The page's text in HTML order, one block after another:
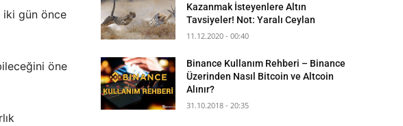
iki gün önce
öne
Kazanmak İsteyenlere Altın
Tavsiyeler! Not: Yaralı Ceylan
11.12.2020 - 00:40
Binance Kullanım Rehberi – Binance
Üzerinden Nasıl Bitcoin ve Altcoin
Alınır?
31.10.2018 - 20:35